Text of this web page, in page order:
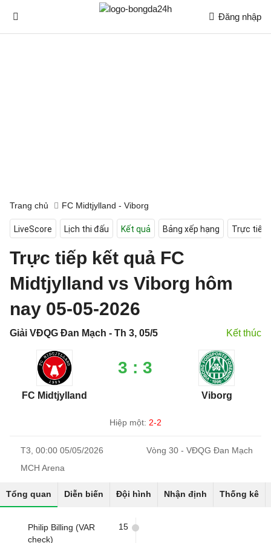
Đăng nhập
Trang chủ FC Midtjylland - Viborg
LiveScore Lịch thi đấu Kết quả Bảng xếp hạng Trực tiếp
Trực tiếp kết quả FC
Midtjylland vs Viborg hôm
nay 05-05-2026
Giải VĐQG Đan Mạch - Th 3, 05/5 Kết thúc
FC Midtjylland
3 : 3
Viborg
Hiệp một: 2-2
T3, 00:00 05/05/2026
Vòng 30 - VĐQG Đan Mạch
MCH Arena
Tổng quan Diễn biến Đội hình Nhận định Thống kê
Philip Billing (VAR
check)
15